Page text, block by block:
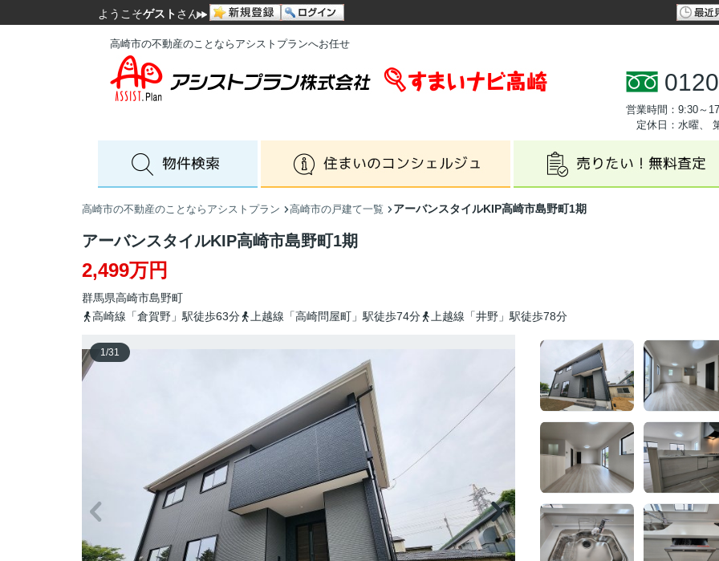
ようこそゲスト さん
高崎市の不動産のことならアシストプランへお任せ
営業時間：9:30～
定休日：水曜、
高崎市の不動産のことならアシストプラン 高崎市の戸建て一覧 アーバンスタイルKIP高崎市島野町1期
アーバンスタイルKIP高崎市島野町1期
2,499万円
群馬県高崎市島野町
高崎線「倉賀野」駅徒歩63分
上越線「高崎問屋町」駅徒歩74分 上越線「井野」駅徒歩78分
1/31